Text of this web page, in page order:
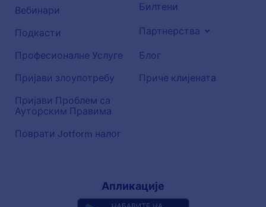
Вебинари
Подкасти
Професионалне Услуге
Пријави злоупотребу
Пријави Проблем са
Ауторским Правима
Поврати Jotform налог
Билтени
Партнерства
Блог
Приче клијената
Апликације